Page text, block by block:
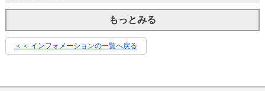
もっとみる
＜＜ インフォメーションの一覧へ戻る